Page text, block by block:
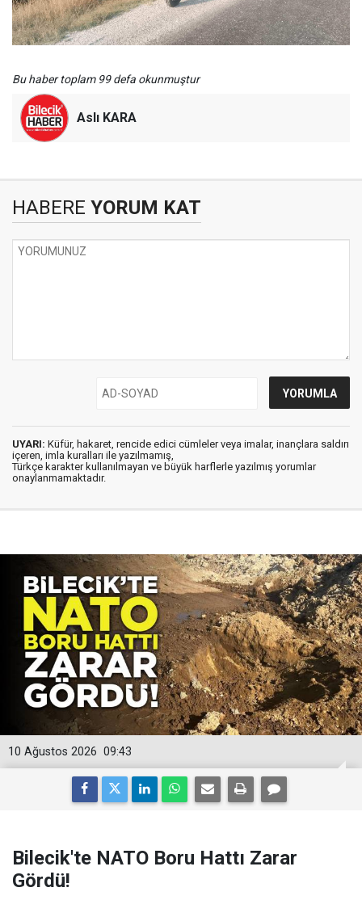
Bu haber toplam 99 defa okunmuştur
Aslı KARA
HABERE YORUM KAT
UYARI: Küfür, hakaret, rencide edici cümleler veya imalar, inançlara saldırı
içeren, imla kuralları ile yazılmamış,
Türkçe karakter kullanılmayan ve büyük harflerle yazılmış yorumlar
onaylanmamaktadır.
09:43
10 Ağustos 2026
Bilecik'te NATO Boru Hattı Zarar
Gördü!